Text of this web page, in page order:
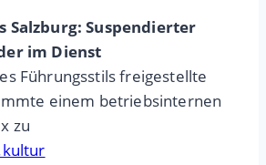
Salzburg: Suspendierter
im Dienst
Führungsstils freigestellte
einem betriebsinternen
zu